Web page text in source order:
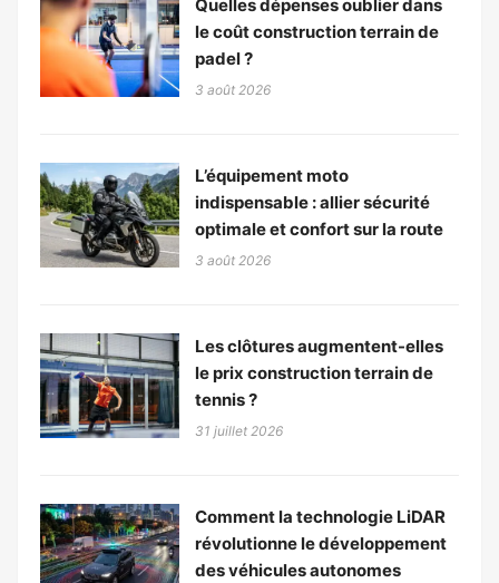
Quelles dépenses oublier dans
le coût construction terrain de
padel ?
3 août 2026
L’équipement moto
indispensable : allier sécurité
optimale et confort sur la route
3 août 2026
Les clôtures augmentent-elles
le prix construction terrain de
tennis ?
31 juillet 2026
Comment la technologie LiDAR
révolutionne le développement
des véhicules autonomes